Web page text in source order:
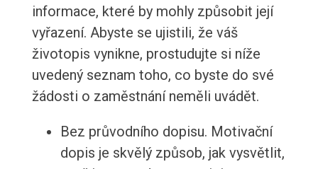
informace, které by mohly způsobit její
vyřazení. Abyste se ujistili, že váš
životopis vynikne, prostudujte si níže
uvedený seznam toho, co byste do své
žádosti o zaměstnání neměli uvádět.
Bez průvodního dopisu. Motivační
dopis je skvělý způsob, jak vysvětlit,